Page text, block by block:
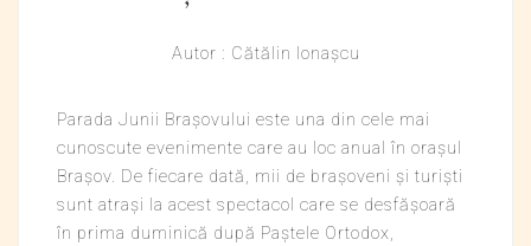
Autor : Cătălin Ionașcu
Parada Junii Brașovului este una din cele mai
cunoscute evenimente care au loc anual în orașul
Brașov. De fiecare dată, mii de brașoveni și turiști
sunt atrași la acest spectacol care se desfășoară
în prima duminică după Paștele Ortodox,